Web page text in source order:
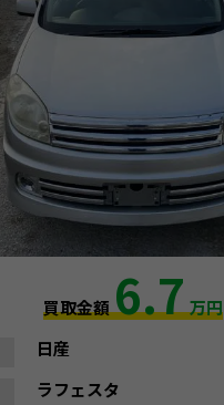
買取金額6.7万円
日産
ラフェスタ